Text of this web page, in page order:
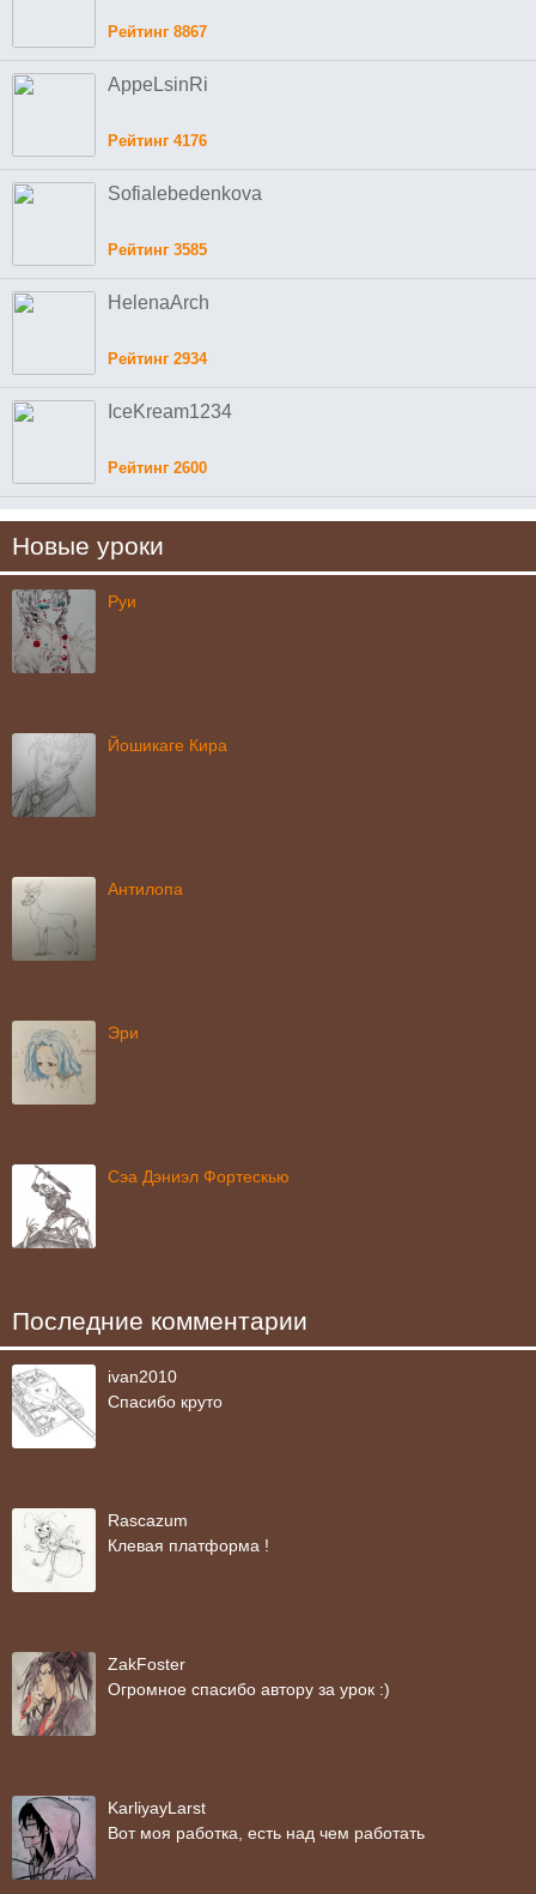
Рейтинг 8867
AppeLsinRi
Рейтинг 4176
Sofialebedenkova
Рейтинг 3585
HelenaArch
Рейтинг 2934
IceKream1234
Рейтинг 2600
Новые уроки
Руи
Йошикаге Кира
Антилопа
Эри
Сэа Дэниэл Фортескью
Последние комментарии
ivan2010
Спасибо круто
Rascazum
Клевая платформа !
ZakFoster
Огромное спасибо автору за урок :)
KarliyayLarst
Вот моя работка, есть над чем работать